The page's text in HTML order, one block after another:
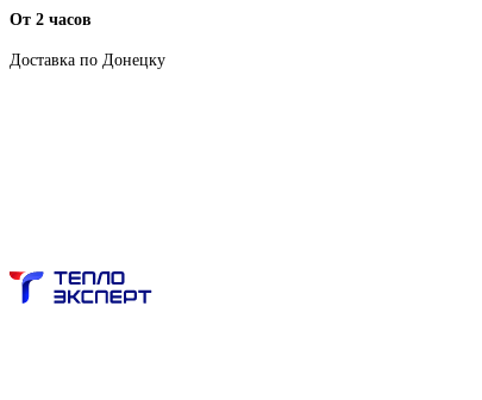
От 2 часов
Доставка по Донецку